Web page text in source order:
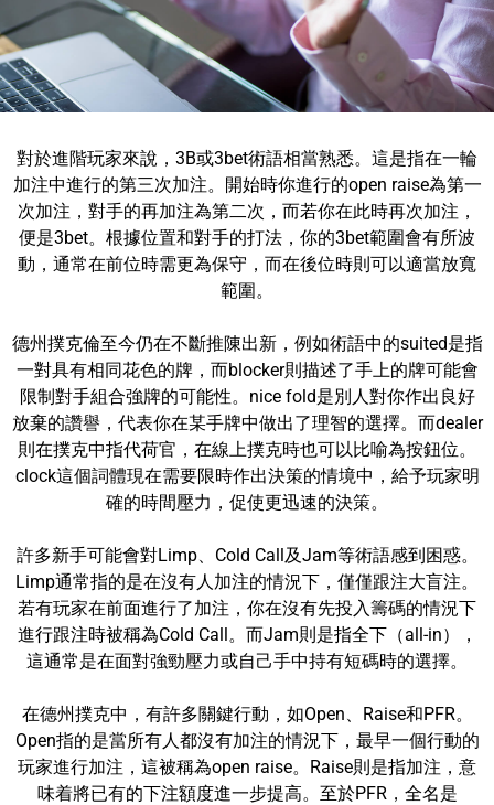
對於進階玩家來說，3B或3bet術語相當熟悉。這是指在一輪
加注中進行的第三次加注。開始時你進行的open raise為第一
次加注，對手的再加注為第二次，而若你在此時再次加注，
便是3bet。根據位置和對手的打法，你的3bet範圍會有所波
動，通常在前位時需更為保守，而在後位時則可以適當放寬
範圍。
德州撲克倫至今仍在不斷推陳出新，例如術語中的suited是指
一對具有相同花色的牌，而blocker則描述了手上的牌可能會
限制對手組合強牌的可能性。nice fold是別人對你作出良好
放棄的讚譽，代表你在某手牌中做出了理智的選擇。而dealer
則在撲克中指代荷官，在線上撲克時也可以比喻為按鈕位。
clock這個詞體現在需要限時作出決策的情境中，給予玩家明
確的時間壓力，促使更迅速的決策。
許多新手可能會對Limp、Cold Call及Jam等術語感到困惑。
Limp通常指的是在沒有人加注的情況下，僅僅跟注大盲注。
若有玩家在前面進行了加注，你在沒有先投入籌碼的情況下
進行跟注時被稱為Cold Call。而Jam則是指全下（all-in），
這通常是在面對強勁壓力或自己手中持有短碼時的選擇。
在德州撲克中，有許多關鍵行動，如Open、Raise和PFR。
Open指的是當所有人都沒有加注的情況下，最早一個行動的
玩家進行加注，這被稱為open raise。Raise則是指加注，意
味着將已有的下注額度進一步提高。至於PFR，全名是